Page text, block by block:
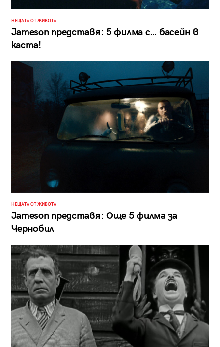
НЕЩАТА ОТ ЖИВОТА
Jameson представя: 5 филма с… басейн в
каста!
НЕЩАТА ОТ ЖИВОТА
Jameson представя: Още 5 филма за
Чернобил